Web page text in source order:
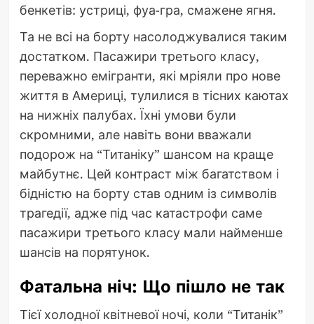
бенкетів: устриці, фуа-гра, смажене ягня.
Та не всі на борту насолоджувалися таким
достатком. Пасажири третього класу,
переважно емігранти, які мріяли про нове
життя в Америці, тулилися в тісних каютах
на нижніх палубах. Їхні умови були
скромними, але навіть вони вважали
подорож на “Титаніку” шансом на краще
майбутнє. Цей контраст між багатством і
бідністю на борту став одним із символів
трагедії, адже під час катастрофи саме
пасажири третього класу мали найменше
шансів на порятунок.
Фатальна ніч: Що пішло не так
Тієї холодної квітневої ночі, коли “Титанік”